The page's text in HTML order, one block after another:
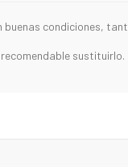
condiciones,
sustituirlo.